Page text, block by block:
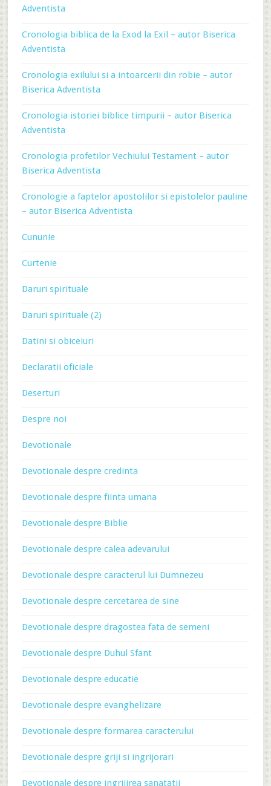
Adventista
Cronologia biblica de la Exod la Exil – autor Biserica
Adventista
Cronologia exilului si a intoarcerii din robie – autor
Biserica Adventista
Cronologia istoriei biblice timpurii – autor Biserica
Adventista
Cronologia profetilor Vechiului Testament – autor
Biserica Adventista
Cronologie a faptelor apostolilor si epistolelor pauline
– autor Biserica Adventista
Cununie
Curtenie
Daruri spirituale
Daruri spirituale (2)
Datini si obiceiuri
Declaratii oficiale
Deserturi
Despre noi
Devotionale
Devotionale despre credinta
Devotionale despre fiinta umana
Devotionale despre Biblie
Devotionale despre calea adevarului
Devotionale despre caracterul lui Dumnezeu
Devotionale despre cercetarea de sine
Devotionale despre dragostea fata de semeni
Devotionale despre Duhul Sfant
Devotionale despre educatie
Devotionale despre evanghelizare
Devotionale despre formarea caracterului
Devotionale despre griji si ingrijorari
Devotionale despre ingrijirea sanatatii